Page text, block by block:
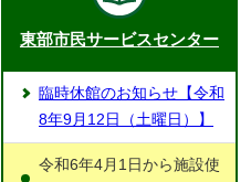
東部市民サービスセンター
臨時休館のお知らせ【令和
8年9月12日（土曜日）】
令和6年4月1日から施設使